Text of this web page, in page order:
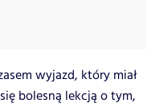
wyjazd, który miał
bolesną lekcją o tym,